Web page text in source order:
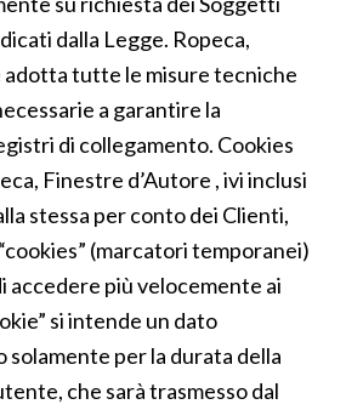
dalla Legge. Ropeca,
adotta tutte le misure tecniche
a garantire la
di collegamento. Cookies
Finestre d’Autore , ivi inclusi
stessa per conto dei Clienti,
(marcatori temporanei)
accedere più velocemente ai
si intende un dato
per la durata della
che sarà trasmesso dal